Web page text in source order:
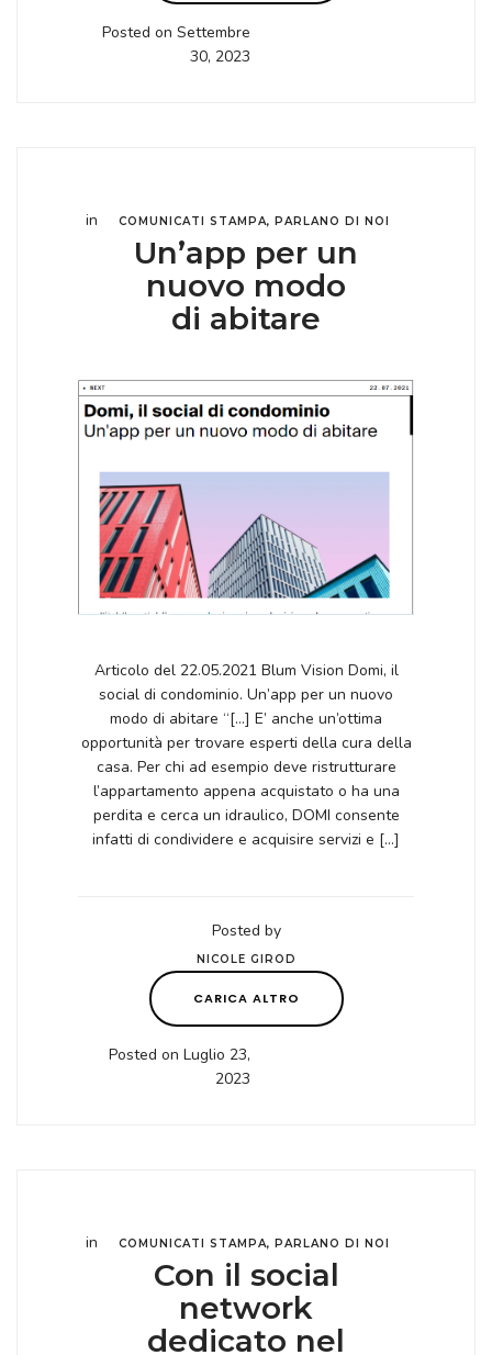
Posted on Settembre
30, 2023
in COMUNICATI STAMPA, PARLANO DI NOI
Un’app per un
nuovo modo
di abitare
Articolo del 22.05.2021 Blum Vision Domi, il
social di condominio. Un’app per un nuovo
modo di abitare “[…] E’ anche un’ottima
opportunità per trovare esperti della cura della
casa. Per chi ad esempio deve ristrutturare
l’appartamento appena acquistato o ha una
perdita e cerca un idraulico, DOMI consente
infatti di condividere e acquisire servizi e […]
Posted by
NICOLE GIROD
CARICA ALTRO
Posted on Luglio 23,
2023
in COMUNICATI STAMPA, PARLANO DI NOI
Con il social
network
dedicato nel